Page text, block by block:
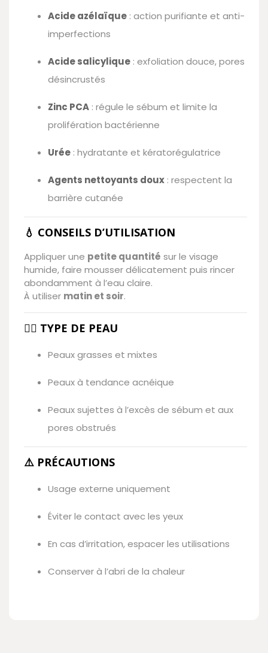
Acide azélaïque : action purifiante et anti-
imperfections
Acide salicylique : exfoliation douce, pores
désincrustés
Zinc PCA : régule le sébum et limite la
prolifération bactérienne
Urée : hydratante et kératorégulatrice
Agents nettoyants doux : respectent la
barrière cutanée
💧 CONSEILS D’UTILISATION
Appliquer une petite quantité sur le visage
humide, faire mousser délicatement puis rincer
abondamment à l’eau claire.
À utiliser matin et soir.
👩‍⚕️ TYPE DE PEAU
Peaux grasses et mixtes
Peaux à tendance acnéique
Peaux sujettes à l’excès de sébum et aux
pores obstrués
⚠️ PRÉCAUTIONS
Usage externe uniquement
Éviter le contact avec les yeux
En cas d’irritation, espacer les utilisations
Conserver à l’abri de la chaleur